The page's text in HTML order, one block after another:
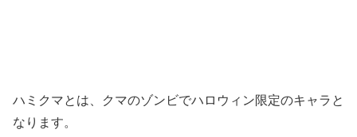
ハミクマとは、クマのゾンビでハロウィン限定のキャラと
なります。